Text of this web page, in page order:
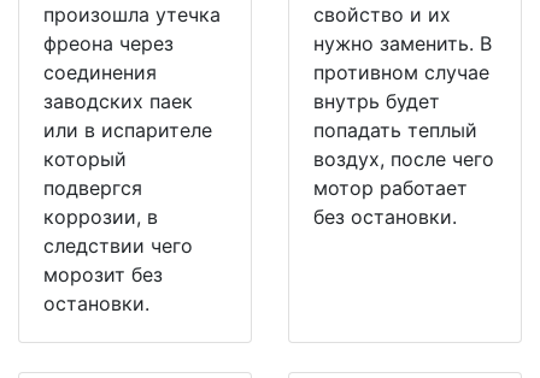
произошла утечка
фреона через
соединения
заводских паек
или в испарителе
который
подвергся
коррозии, в
следствии чего
морозит без
остановки.
свойство и их
нужно заменить. В
противном случае
внутрь будет
попадать теплый
воздух, после чего
мотор работает
без остановки.